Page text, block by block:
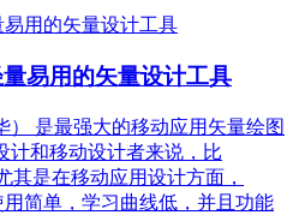
量易用的矢量设计工具
） 是最强大的移动应用矢量绘图
计和移动设计者来说，比
其是在移动应用设计方面，
用简单，学习曲线低，并且功能